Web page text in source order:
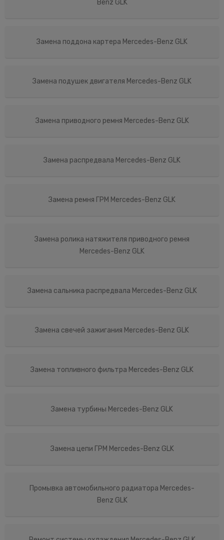
Benz GLK
Замена поддона картера Mercedes-Benz GLK
Замена подушек двигателя Mercedes-Benz GLK
Замена приводного ремня Mercedes-Benz GLK
Замена распредвала Mercedes-Benz GLK
Замена ремня ГРМ Mercedes-Benz GLK
Замена ролика натяжителя приводного ремня
Mercedes-Benz GLK
Замена сальника распредвала Mercedes-Benz GLK
Замена свечей зажигания Mercedes-Benz GLK
Замена топливного фильтра Mercedes-Benz GLK
Замена турбины Mercedes-Benz GLK
Замена цепи ГРМ Mercedes-Benz GLK
Промывка автомобильного радиатора Mercedes-
Benz GLK